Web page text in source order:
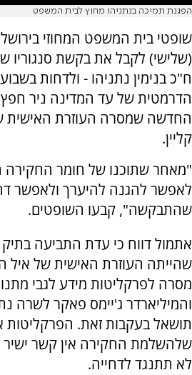
הפגנת תמיכה בנתניהו מחוץ לבית המשפט
שופטי בית המשפט המחוזי
(שלישי) לקבל את בקשת סנגוריו
ח"כ בנימין נתניהו - ולדחות
הדרמטית של עד המדינה ניר
החדשה שמסרה העוזרת האישית
קליין.
"מאחר שתוכנו של חומר החקירה
לאפשר להגנה להיערך ולאפשר
שהתבקשה", קבעו השופטים.
שהייתה העוזרת האישית של איל
מסרה לפרקליטות מידע לגבי
והמיליארדר ג'יימס פאקר לשרה
תושאל בעקבות זאת.
שלהשלמת החקירה אין קשר
לא תתנגד לדחייה.